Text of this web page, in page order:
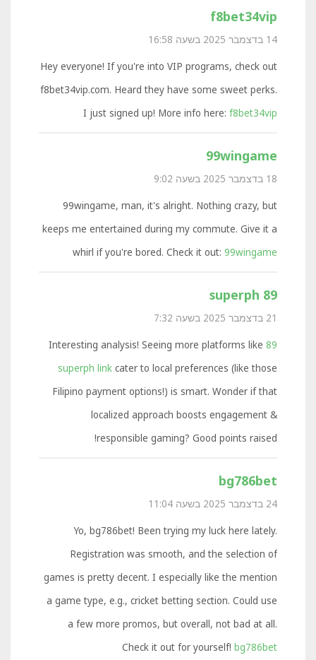
f8bet34vip
14 בדצמבר 2025 בשעה 16:58
Hey everyone! If you're into VIP programs, check out
f8bet34vip.com. Heard they have some sweet perks.
I just signed up! More info here: f8bet34vip
99wingame
18 בדצמבר 2025 בשעה 9:02
99wingame, man, it's alright. Nothing crazy, but
keeps me entertained during my commute. Give it a
whirl if you're bored. Check it out: 99wingame
89 superph
21 בדצמבר 2025 בשעה 7:32
Interesting analysis! Seeing more platforms like 89
superph link cater to local preferences (like those
Filipino payment options!) is smart. Wonder if that
localized approach boosts engagement &
responsible gaming? Good points raised!
bg786bet
24 בדצמבר 2025 בשעה 11:04
Yo, bg786bet! Been trying my luck here lately.
Registration was smooth, and the selection of
games is pretty decent. I especially like the mention
a game type, e.g., cricket betting section. Could use
a few more promos, but overall, not bad at all.
Check it out for yourself! bg786bet